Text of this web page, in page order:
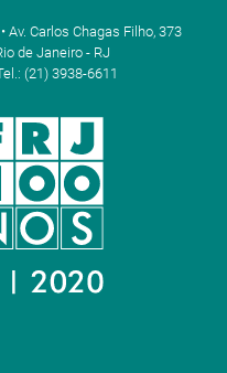
Av. Carlos Chagas Filho, 373
de Janeiro - RJ
(21) 3938-6611